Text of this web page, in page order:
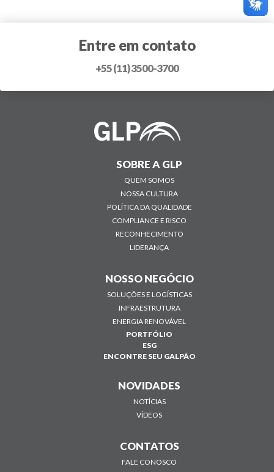
Entre em contato
+55 (11) 3500-3700
SOBRE A GLP
QUEM SOMOS
NOSSA CULTURA
POLÍTICA DA QUALIDADE
COMPLIANCE E RISCO
RECONHECIMENTO
LIDERANÇA
NOSSO NEGÓCIO
SOLUÇÕES E LOGÍSTICAS
INFRAESTRUTURA
ENERGIA RENOVÁVEL
PORTFÓLIO
ESG
ENCONTRE SEU GALPÃO
NOVIDADES
NOTÍCIAS
VÍDEOS
CONTATOS
FALE CONOSCO